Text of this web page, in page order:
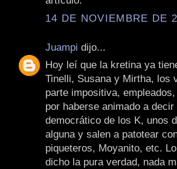
14 DE NOVIEMBRE DE
Juampi dijo...
Hoy leí que la kretina ya
Tinelli, Susana y Mirtha, los
parte impositiva,
por haberse animado a
democrático de los K, unos
alguna y salen a patotear
piqueteros, Moyanito, etc.
dicho la pura verdad, nada